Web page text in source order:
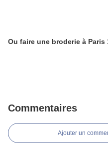
Ou faire une broderie à Paris
Commentaires
Ajouter un